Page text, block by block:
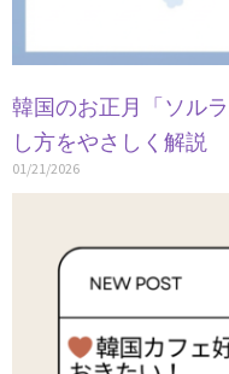
韓国のお正月「ソル
し方をやさしく解説
01/21/2026